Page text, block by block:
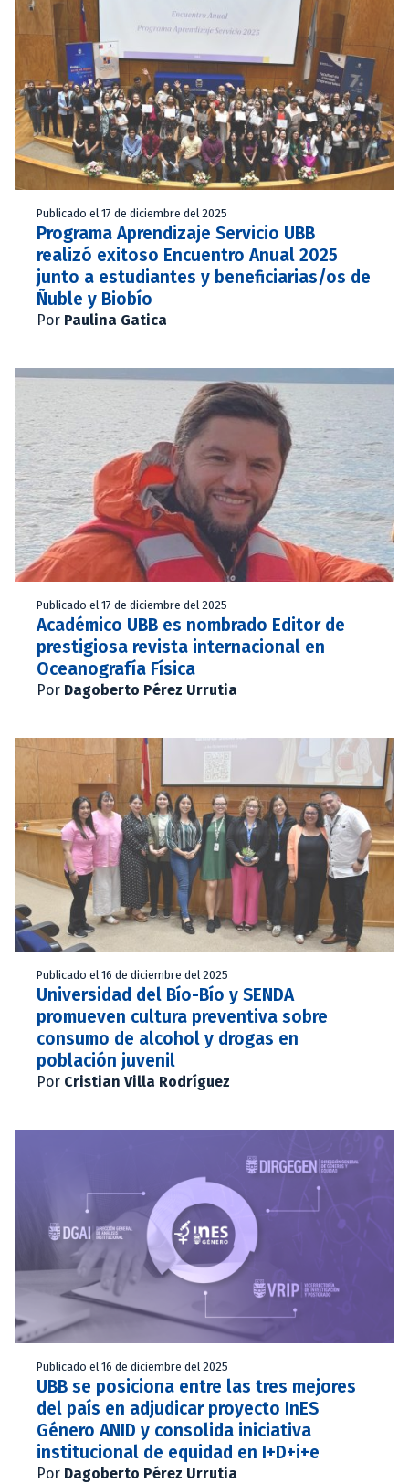
Publicado el 17 de diciembre del 2025
Programa Aprendizaje Servicio UBB
realizó exitoso Encuentro Anual 2025
junto a estudiantes y beneficiarias/os de
Ñuble y Biobío
Por Paulina Gatica
Publicado el 17 de diciembre del 2025
Académico UBB es nombrado Editor de
prestigiosa revista internacional en
Oceanografía Física
Por Dagoberto Pérez Urrutia
Publicado el 16 de diciembre del 2025
Universidad del Bío-Bío y SENDA
promueven cultura preventiva sobre
consumo de alcohol y drogas en
población juvenil
Por Cristian Villa Rodríguez
Publicado el 16 de diciembre del 2025
UBB se posiciona entre las tres mejores
del país en adjudicar proyecto InES
Género ANID y consolida iniciativa
institucional de equidad en I+D+i+e
Por Dagoberto Pérez Urrutia